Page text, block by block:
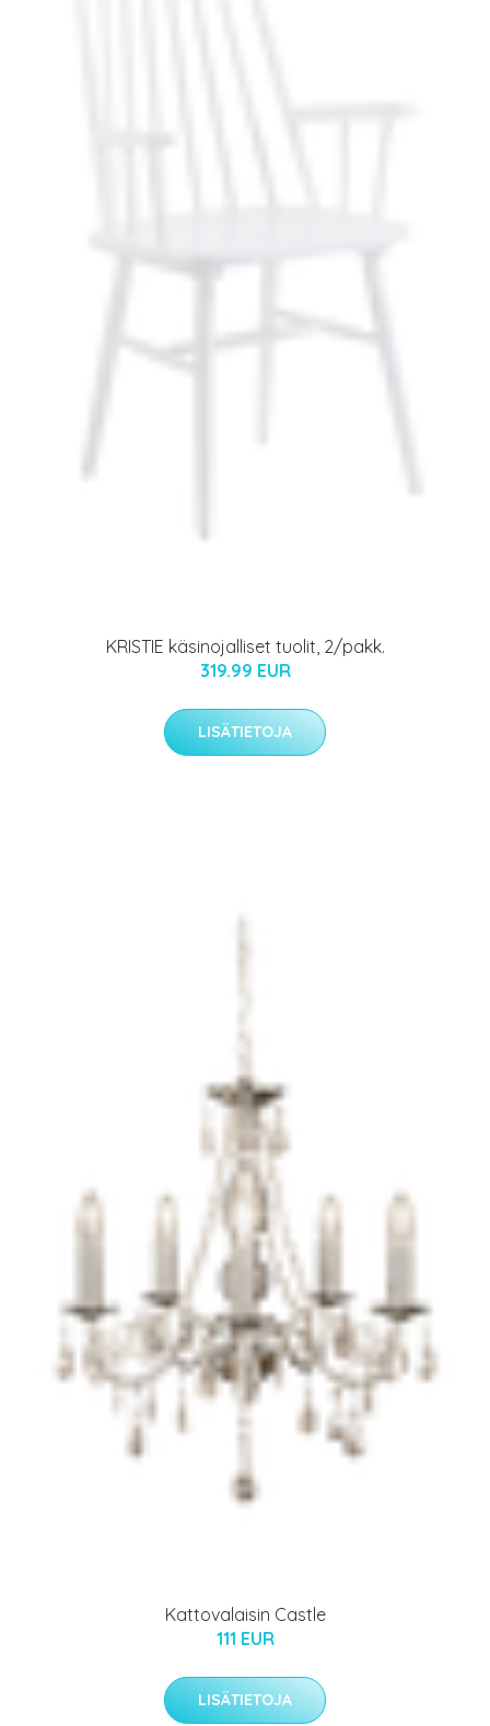
KRISTIE käsinojalliset tuolit, 2/pakk.
319.99 EUR
LISÄTIETOJA
Kattovalaisin Castle
111 EUR
LISÄTIETOJA